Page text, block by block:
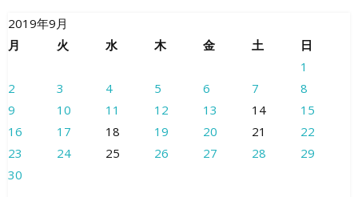
2019年9月
月
火 水 木 金 土
日
1
2
3 4 5 6 7
8
9
10 11 12 13 14
15
16
17 18 19 20 21
22
23
24 25 26 27 28
29
30